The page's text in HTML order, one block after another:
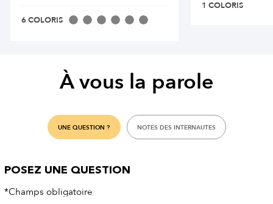
6 COLORIS
1 COLORIS
À vous la parole
UNE QUESTION ? NOTES DES INTERNAUTES
POSEZ UNE QUESTION
*Champs obligatoire